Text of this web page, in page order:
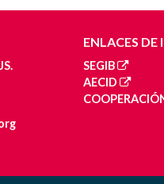
ENLACES DE
SEGIB
AECID